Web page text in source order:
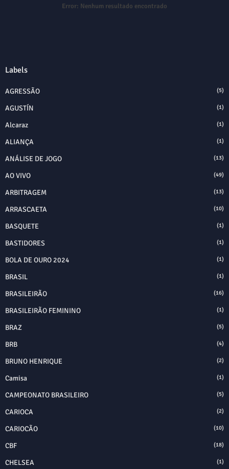
Error: Nenhum resultado encontrado
Labels
AGRESSÃO (5)
AGUSTÍN (1)
Alcaraz (1)
ALIANÇA (1)
ANÁLISE DE JOGO (13)
AO VIVO (49)
ARBITRAGEM (13)
ARRASCAETA (10)
BASQUETE (1)
BASTIDORES (1)
BOLA DE OURO 2024 (1)
BRASIL (1)
BRASILEIRÃO (16)
BRASILEIRÃO FEMININO (1)
BRAZ (5)
BRB (4)
BRUNO HENRIQUE (2)
Camisa (1)
CAMPEONATO BRASILEIRO (5)
CARIOCA (2)
CARIOCÃO (10)
CBF (18)
CHELSEA (1)